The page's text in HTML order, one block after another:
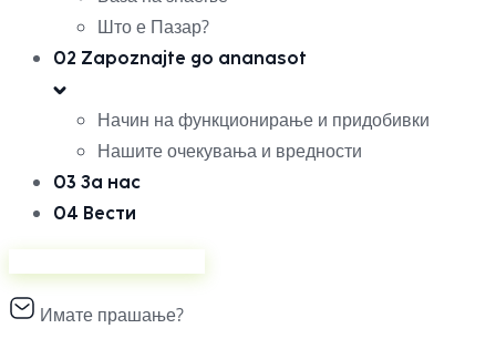
Што е Пазар?
02 Zapoznajte go ananasot
Начин на функционирање и придобивки
Нашите очекувања и вредности
03 За нас
04 Вести
Имате прашање?